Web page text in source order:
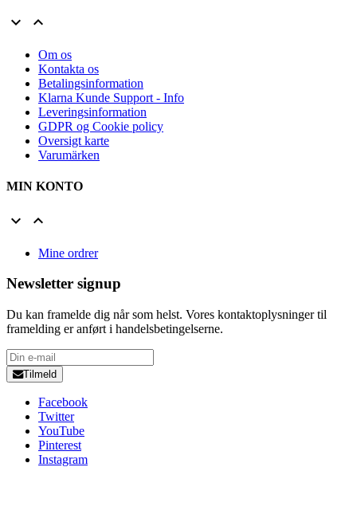
 
Om os
Kontakta os
Betalingsinformation
Klarna Kunde Support - Info
Leveringsinformation
GDPR og Cookie policy
Oversigt karte
Varumärken
MIN KONTO
 
Mine ordrer
Newsletter signup
Du kan framelde dig når som helst. Vores kontaktoplysninger til
framelding er anført i handelsbetingelserne.
Tilmeld
Facebook
Twitter
YouTube
Pinterest
Instagram